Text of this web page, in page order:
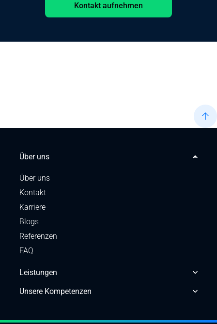
Kontakt aufnehmen
Über uns
Über uns
Kontakt
Karriere
Blogs
Referenzen
FAQ
Leistungen
Unsere Kompetenzen